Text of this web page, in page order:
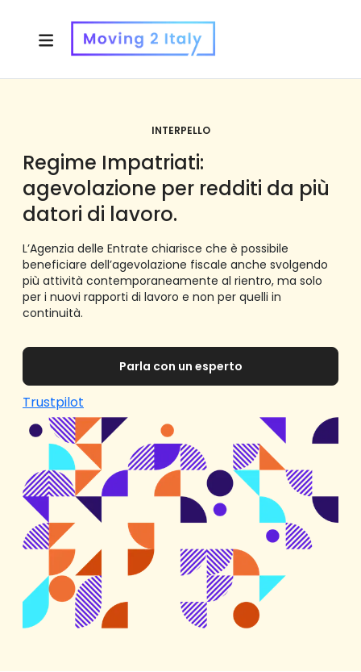
INTERPELLO
Regime Impatriati:
agevolazione per redditi da più
datori di lavoro.
L’Agenzia delle Entrate chiarisce che è possibile
beneficiare dell’agevolazione fiscale anche svolgendo
più attività contemporaneamente al rientro, ma solo
per i nuovi rapporti di lavoro e non per quelli in
continuità.
Parla con un esperto
Trustpilot